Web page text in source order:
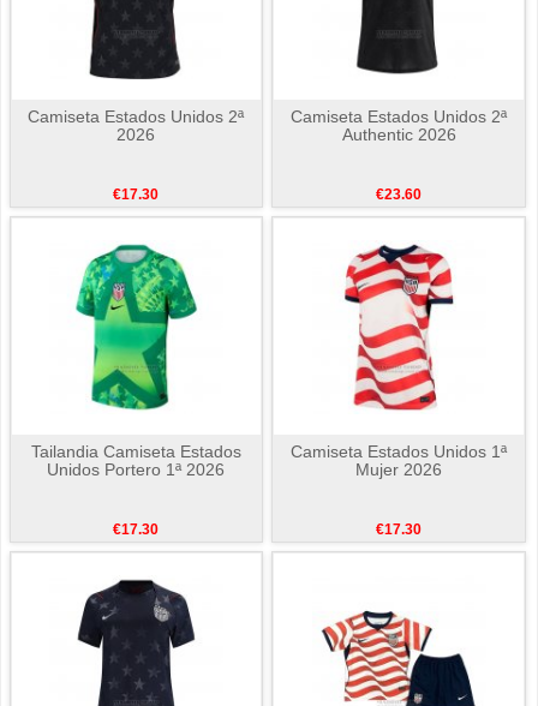
Camiseta Estados Unidos 2ª
2026
€17.30
Camiseta Estados Unidos 2ª
Authentic 2026
€23.60
Tailandia Camiseta Estados
Unidos Portero 1ª 2026
€17.30
Camiseta Estados Unidos 1ª
Mujer 2026
€17.30